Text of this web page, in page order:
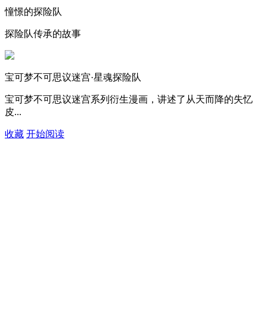
憧憬的探险队
探险队传承的故事
宝可梦不可思议迷宫·星魂探险队
宝可梦不可思议迷宫系列衍生漫画，讲述了从天而降的失忆
皮...
收藏 开始阅读